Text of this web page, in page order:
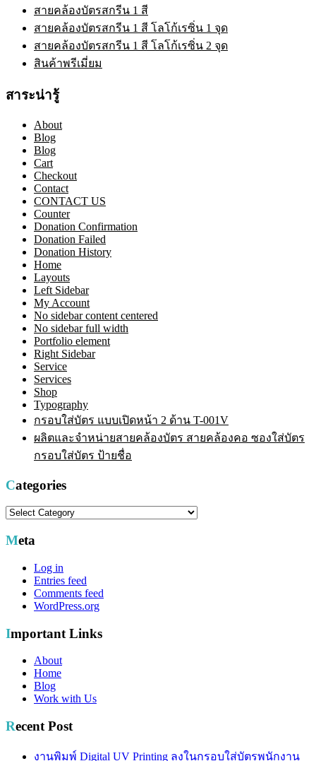
สายคล้องบัตรสกรีน 1 สี
สายคล้องบัตรสกรีน 1 สี โลโก้เรซิ่น 1 จุด
สายคล้องบัตรสกรีน 1 สี โลโก้เรซิ่น 2 จุด
สินค้าพรีเมี่ยม
สาระน่ารู้
About
Blog
Blog
Cart
Checkout
Contact
CONTACT US
Counter
Donation Confirmation
Donation Failed
Donation History
Home
Layouts
Left Sidebar
My Account
No sidebar content centered
No sidebar full width
Portfolio element
Right Sidebar
Service
Services
Shop
Typography
กรอบใส่บัตร แบบเปิดหน้า 2 ด้าน T-001V
ผลิตและจำหน่ายสายคล้องบัตร สายคล้องคอ ซองใส่บัตร
กรอบใส่บัตร ป้ายชื่อ
Categories
Categories
Meta
Log in
Entries feed
Comments feed
WordPress.org
Important Links
About
Home
Blog
Work with Us
Recent Post
งานพิมพ์ Digital UV Printing ลงในกรอบใส่บัตรพนักงาน